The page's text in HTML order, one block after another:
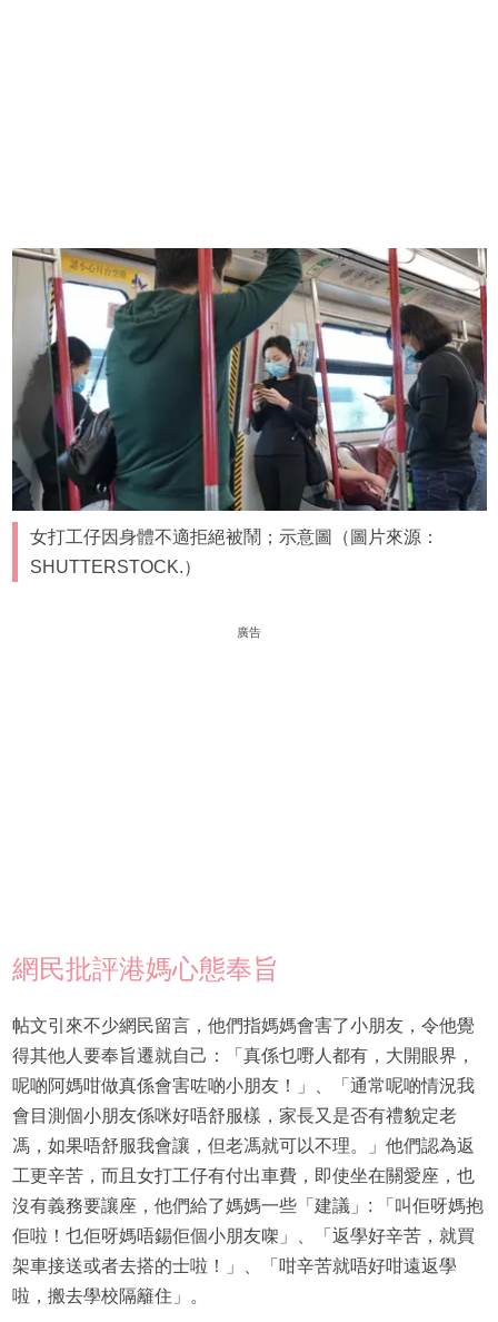
女打工仔因身體不適拒絕被鬧；示意圖（圖片來源：
SHUTTERSTOCK.）
廣告
網民批評港媽心態奉旨
帖文引來不少網民留言，他們指媽媽會害了小朋友，令他覺
得其他人要奉旨遷就自己：「真係乜嘢人都有，大開眼界，
呢啲阿媽咁做真係會害咗啲小朋友！」、「通常呢啲情況我
會目測個小朋友係咪好唔舒服樣，家長又是否有禮貌定老
馮，如果唔舒服我會讓，但老馮就可以不理。」他們認為返
工更辛苦，而且女打工仔有付出車費，即使坐在關愛座，也
沒有義務要讓座，他們給了媽媽一些「建議」: 「叫佢呀媽抱
佢啦！乜佢呀媽唔錫佢個小朋友㗎」、「返學好辛苦，就買
架車接送或者去搭的士啦！」、「咁辛苦就唔好咁遠返學
啦，搬去學校隔籬住」。